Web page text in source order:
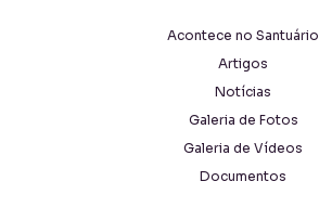
Acontece no Santuário
Artigos
Notícias
Galeria de Fotos
Galeria de Vídeos
Documentos